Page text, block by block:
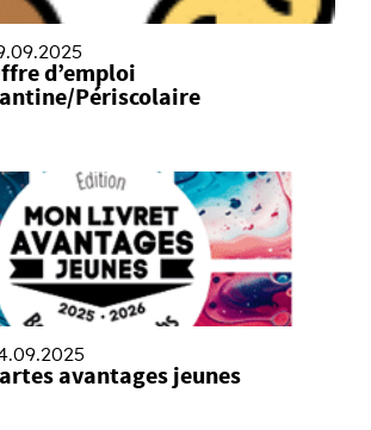
d’emploi
Périscolaire
avantages jeunes